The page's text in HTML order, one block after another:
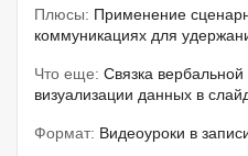
Плюсы: Применение
коммуникациях для
Что еще: Связка
визуализации данных в
Формат: Видеоуроки в